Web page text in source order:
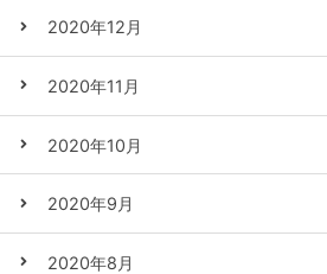
2020年12月
2020年11月
2020年10月
2020年9月
2020年8月